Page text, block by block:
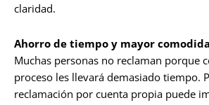
claridad.
Ahorro de tiempo y mayor
Muchas personas no reclaman porque
proceso les llevará demasiado tiempo.
reclamación por cuenta propia puede